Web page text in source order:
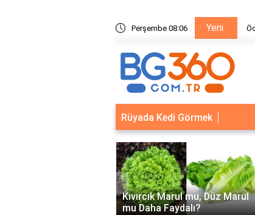
Perşembe 08:06 Yeni
Sistemleri: Akıllı Kilit ve Çelik Gövde Çözümleri
Rüyada Kedi Görmek
Kıvırcık Marul mu, Düz Marul
mu Daha Faydalı?
‹